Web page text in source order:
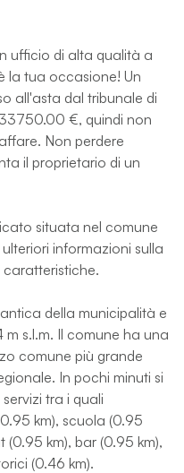
ufficio di alta qualità a
la tua occasione! Un
all'asta dal tribunale di
€, quindi non
Non perdere
il proprietario di un
situata nel comune
informazioni sulla
caratteristiche.
della municipalità e
s.l.m. Il comune ha una
comune più grande
In pochi minuti si
tra i quali
km), scuola (0.95
km), bar (0.95 km),
(0.46 km).